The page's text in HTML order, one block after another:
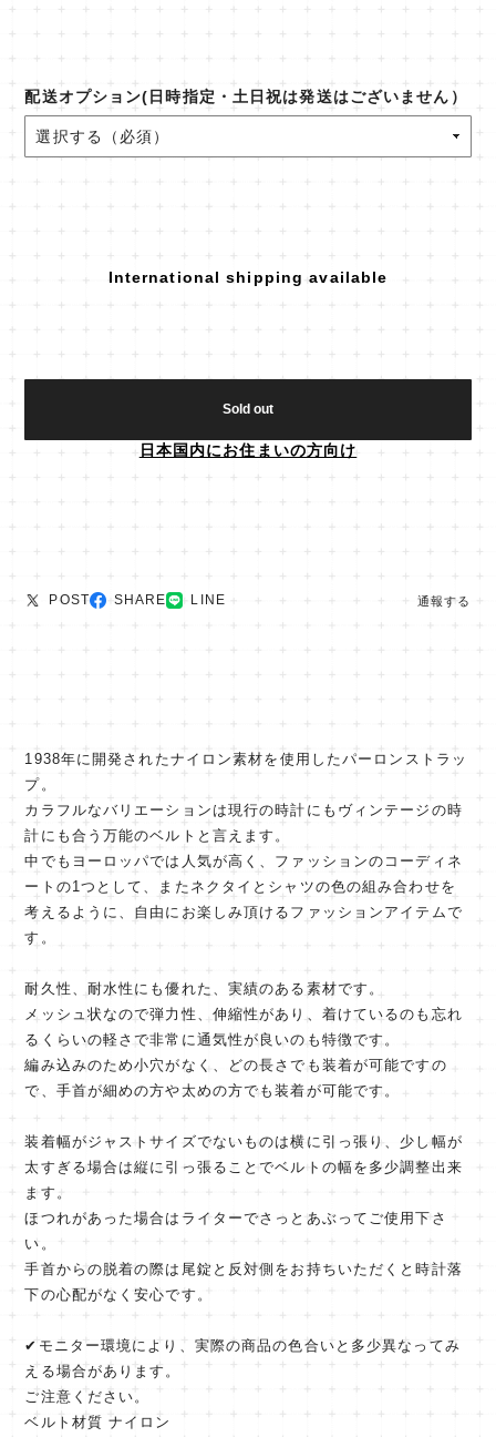
配送オプション(日時指定・土日祝は発送はございません）
International shipping available
Sold out
日本国内にお住まいの方向け
POST SHARE LINE 通報する
1938年に開発されたナイロン素材を使用したパーロンストラッ
プ。
カラフルなバリエーションは現行の時計にもヴィンテージの時
計にも合う万能のベルトと言えます。
中でもヨーロッパでは人気が高く、ファッションのコーディネ
ートの1つとして、またネクタイとシャツの色の組み合わせを
考えるように、自由にお楽しみ頂けるファッションアイテムで
す。
耐久性、耐水性にも優れた、実績のある素材です。
メッシュ状なので弾力性、伸縮性があり、着けているのも忘れ
るくらいの軽さで非常に通気性が良いのも特徴です。
編み込みのため小穴がなく、どの長さでも装着が可能ですの
で、手首が細めの方や太めの方でも装着が可能です。
装着幅がジャストサイズでないものは横に引っ張り、少し幅が
太すぎる場合は縦に引っ張ることでベルトの幅を多少調整出来
ます。
ほつれがあった場合はライターでさっとあぶってご使用下さ
い。
手首からの脱着の際は尾錠と反対側をお持ちいただくと時計落
下の心配がなく安心です。
✔︎モニター環境により、実際の商品の色合いと多少異なってみ
える場合があります。
ご注意ください。
ベルト材質 ナイロン